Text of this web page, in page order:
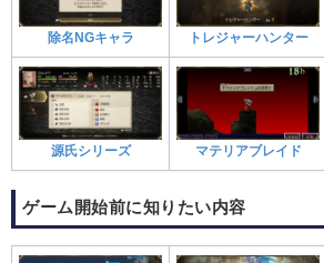
除名NGキャラ トレジャーハンター
源氏シリーズ マテリアブレイド
ゲーム開始前に知りたい内容